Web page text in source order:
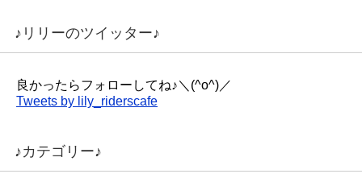
♪リリーのツイッター♪
良かったらフォローしてね♪＼(^o^)／
Tweets by lily_riderscafe
♪カテゴリー♪